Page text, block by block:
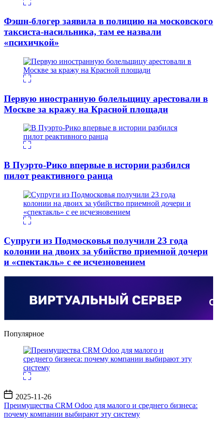
Фэшн-блогер заявила в полицию на московского
таксиста-насильника, там ее назвали
«психичкой»
Первую иностранную болельщицу арестовали в
Москве за кражу на Красной площади
В Пуэрто-Рико впервые в истории разбился
пилот реактивного ранца
Супруги из Подмосковья получили 23 года
колонии на двоих за убийство приемной дочери
и «спектакль» с ее исчезновением
Популярное
Дата
записи
2025-11-26
Преимущества CRM Odoo для малого и среднего бизнеса:
почему компании выбирают эту систему